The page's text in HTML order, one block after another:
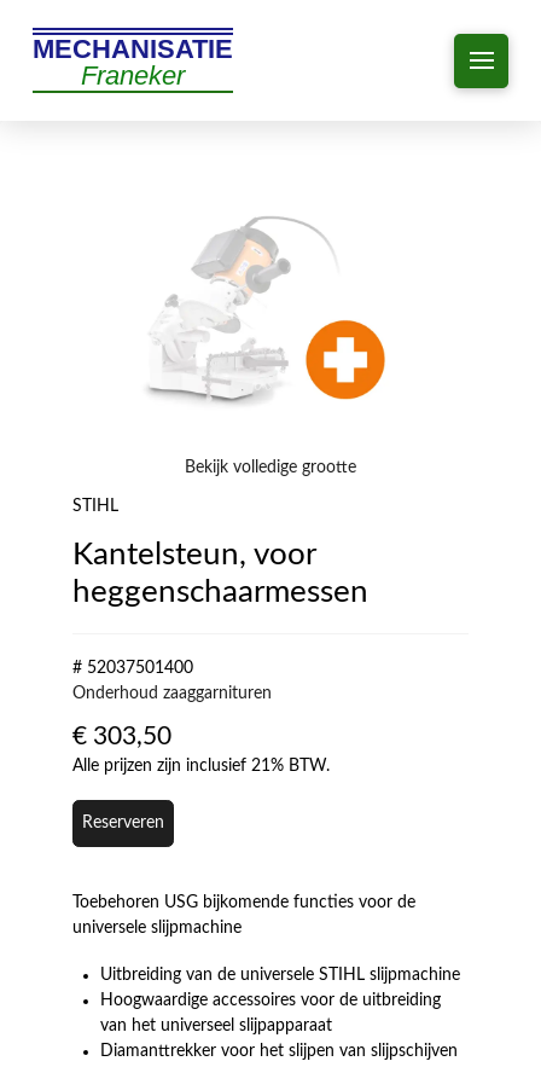
MECHANISATIE
Franeker
Bekijk volledige grootte
STIHL
Kantelsteun, voor
heggenschaarmessen
# 52037501400
Onderhoud zaaggarnituren
€ 303,50
Alle prijzen zijn inclusief 21% BTW.
Reserveren
Toebehoren USG bijkomende functies voor de
universele slijpmachine
Uitbreiding van de universele STIHL slijpmachine
Hoogwaardige accessoires voor de uitbreiding
van het universeel slijpapparaat
Diamanttrekker voor het slijpen van slijpschijven